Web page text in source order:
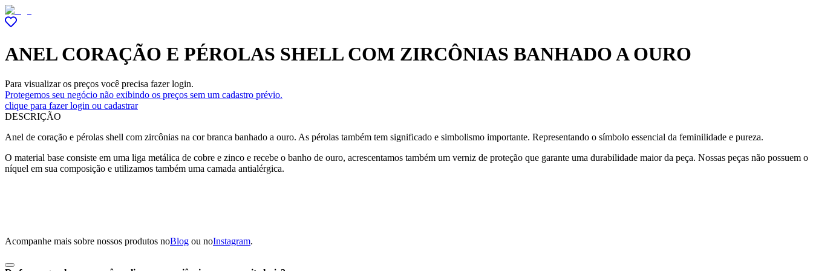
ANEL CORAÇÃO E PÉROLAS SHELL COM ZIRCÔNIAS BANHADO A OURO
Para visualizar os preços você precisa fazer login.
Protegemos seu negócio não exibindo os preços sem um cadastro prévio.
clique para fazer login ou cadastrar
DESCRIÇÃO
Anel de coração e pérolas shell com zircônias na cor branca banhado a ouro. As pérolas também tem significado e simbolismo importante. Representando o símbolo essencial da feminilidade e pureza.
O material base consiste em uma liga metálica de cobre e zinco e recebe o banho de ouro, acrescentamos também um verniz de proteção que garante uma durabilidade maior da peça. Nossas peças não possuem o
níquel em sua composição e utilizamos também uma camada antialérgica.
Acompanhe mais sobre nossos produtos noBlog ou noInstagram.